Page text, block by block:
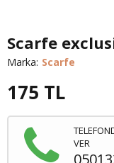
Scarfe
Marka: Scarfe
175 TL
VER